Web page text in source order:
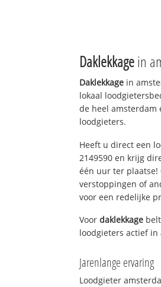
Daklekkagein
Daklekkage in
lokaal
de heel
loodgieters.
Heeft u direct een
2149590 en krijg
één uur ter plaatse!
verstoppingen of
voor een redelijke
Voordaklekkage
loodgieters actief
Jarenlange ervaring
Loodgieter